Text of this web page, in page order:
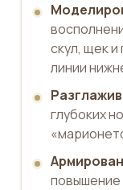
скул, щек
линии
глубоких
повышение